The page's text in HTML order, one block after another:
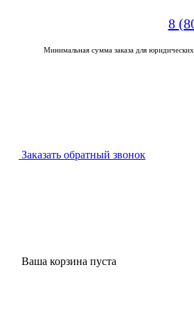
8
Минимальная сумма заказа для
Заказать обратный звонок
Ваша корзина пуста